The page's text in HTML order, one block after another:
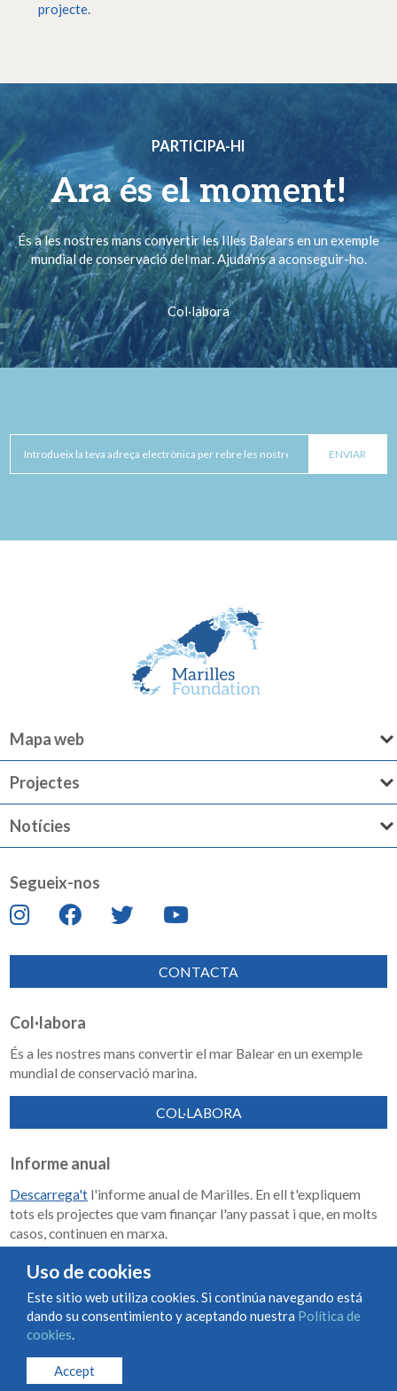
projecte.
PARTICIPA-HI
Ara és el moment!
És a les nostres mans convertir les Illes Balears en un exemple
mundial de conservació del mar. Ajuda’ns a aconseguir-ho.
Col·labora
Mapa web
Projectes
Notícies
Segueix-nos
CONTACTA
Col·labora
És a les nostres mans convertir el mar Balear en un exemple
mundial de conservació marina.
COL·LABORA
Informe anual
Descarrega't l'informe anual de Marilles. En ell t'expliquem
tots els projectes que vam finançar l'any passat i que, en molts
casos, continuen en marxa.
Condiciones de uso y contratación
© Marilles Foundation
Uso de cookies
Este sitio web utiliza cookies. Si continúa navegando está
dando su consentimiento y aceptando nuestra Política de
cookies.
Accept